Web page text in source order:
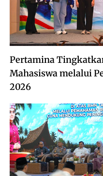
Pertamina
Mahasiswa melalui
2026